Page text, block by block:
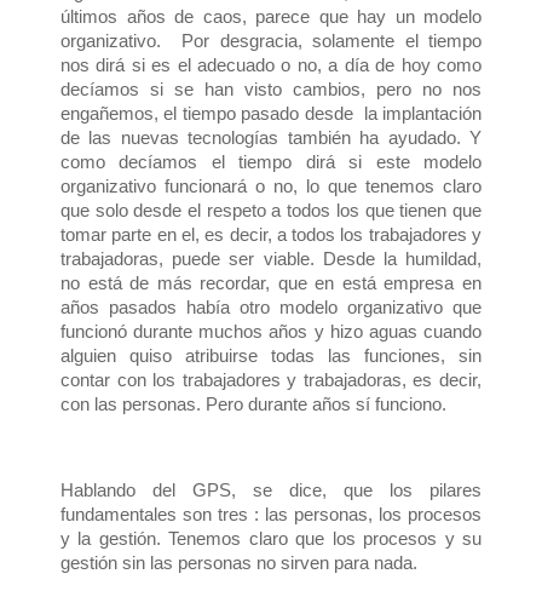
últimos años de caos, parece que hay un modelo
organizativo. Por desgracia, solamente el tiempo
nos dirá si es el adecuado o no, a día de hoy como
decíamos si se han visto cambios, pero no nos
engañemos, el tiempo pasado desde la implantación
de las nuevas tecnologías también ha ayudado. Y
como decíamos el tiempo dirá si este modelo
organizativo funcionará o no, lo que tenemos claro
que solo desde el respeto a todos los que tienen que
tomar parte en el, es decir, a todos los trabajadores y
trabajadoras, puede ser viable. Desde la humildad,
no está de más recordar, que en está empresa en
años pasados había otro modelo organizativo que
funcionó durante muchos años y hizo aguas cuando
alguien quiso atribuirse todas las funciones, sin
contar con los trabajadores y trabajadoras, es decir,
con las personas. Pero durante años sí funciono.
Hablando del GPS, se dice, que los pilares
fundamentales son tres : las personas, los procesos
y la gestión. Tenemos claro que los procesos y su
gestión sin las personas no sirven para nada.